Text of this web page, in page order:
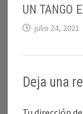
UN TANGO
julio 24, 2021
Deja una